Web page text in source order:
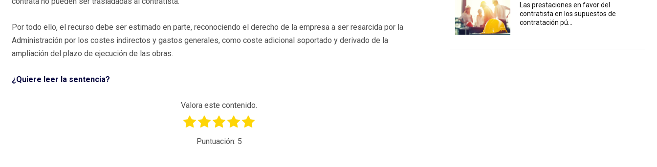
Por todo ello, el recurso debe ser estimado en parte, reconociendo el derecho de la empresa a ser resarcida por la
Administración por los costes indirectos y gastos generales, como coste adicional soportado y derivado de la
ampliación del plazo de ejecución de las obras.
¿Quiere leer la sentencia?
Valora este contenido.
Puntuación: 5
Las prestaciones en favor del
contratista en los supuestos de
contratación pú...